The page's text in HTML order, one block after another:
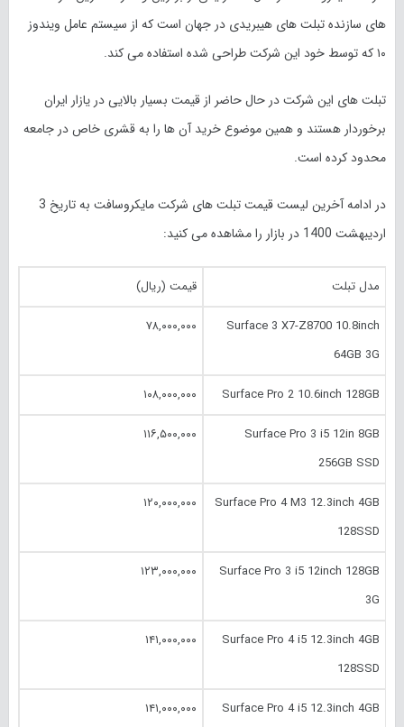
های سازنده تبلت های هیبریدی در جهان است که از سیستم عامل ویندوز
۱۰ که توسط خود این شرکت طراحی شده استفاده می کند.
تبلت های این شرکت در حال حاضر از قیمت بسیار بالایی در یازار ایران
برخوردار هستند و همین موضوع خرید آن ها را به قشری خاص در جامعه
محدود کرده است.
در ادامه آخرین لیست قیمت تبلت های شرکت مایکروسافت به تاریخ 3
اردیبهشت 1400 در بازار را مشاهده می کنید:
مدل تبلت قیمت (ریال)
Surface 3 X7-Z8700 10.‎8inch
64GB 3G
۷۸,۰۰۰,۰۰۰
Surface Pro 2 10.‎6inch 128GB ۱۰۸,۰۰۰,۰۰۰
Surface Pro 3 i5 12in 8GB
256GB SSD
۱۱۶,۵۰۰,۰۰۰
Surface Pro 4 M3 12.‎3inch 4GB
128SSD
۱۲۰,۰۰۰,۰۰۰
Surface Pro 3 i5 12inch 128GB
3G
۱۲۳,۰۰۰,۰۰۰
Surface Pro 4 i5 12.‎3inch 4GB
128SSD
۱۴۱,۰۰۰,۰۰۰
Surface Pro 4 i5 12.‎3inch 4GB
۱۴۱,۰۰۰,۰۰۰